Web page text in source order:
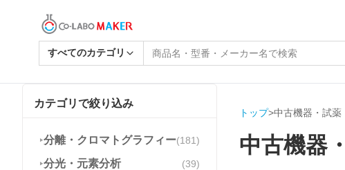
すべてのカテゴリ
カテゴリで絞り込み
▶分離・クロマトグラフィー(181)
▶分光・元素分析 (39)
トップ>中古機器・試薬
中古機器